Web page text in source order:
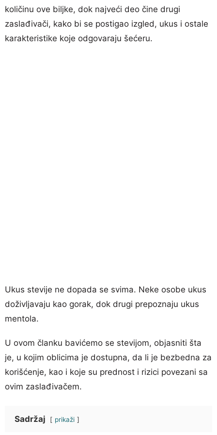
količinu ove biljke, dok najveći deo čine drugi
zaslađivači, kako bi se postigao izgled, ukus i ostale
karakteristike koje odgovaraju šećeru.
Ukus stevije ne dopada se svima. Neke osobe ukus
doživljavaju kao gorak, dok drugi prepoznaju ukus
mentola.
U ovom članku bavićemo se stevijom, objasniti šta
je, u kojim oblicima je dostupna, da li je bezbedna za
korišćenje, kao i koje su prednost i rizici povezani sa
ovim zaslađivačem.
Sadržaj prikaži